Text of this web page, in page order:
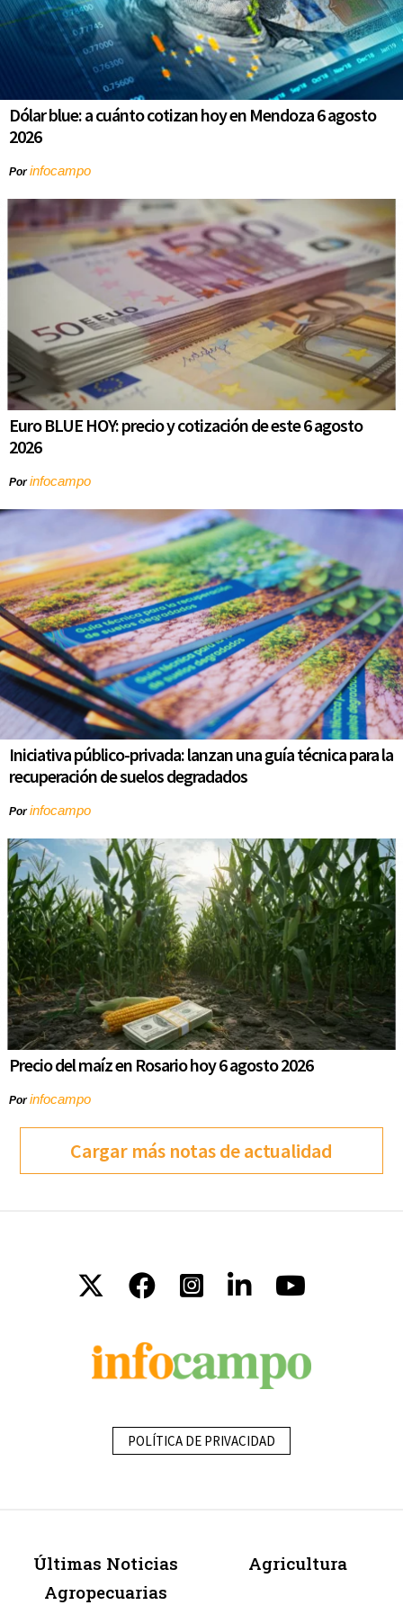
Dólar blue: a cuánto cotizan hoy en Mendoza 6 agosto
2026
Porinfocampo
Euro BLUE HOY: precio y cotización de este 6 agosto
2026
Porinfocampo
Iniciativa público-privada: lanzan una guía técnica para la
recuperación de suelos degradados
Porinfocampo
Precio del maíz en Rosario hoy 6 agosto 2026
Porinfocampo
Cargar más notas de actualidad
POLÍTICA DE PRIVACIDAD
Últimas Noticias
Agropecuarias
Agricultura